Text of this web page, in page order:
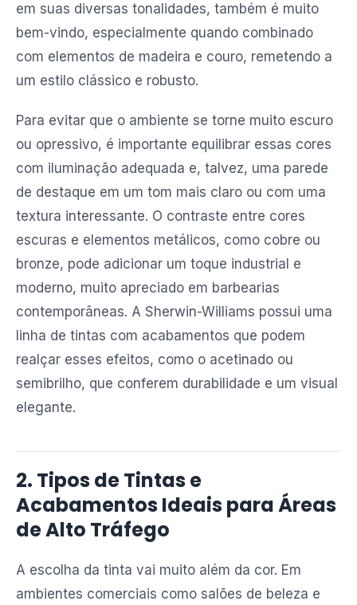
em suas diversas tonalidades, também é muito
bem-vindo, especialmente quando combinado
com elementos de madeira e couro, remetendo a
um estilo clássico e robusto.
Para evitar que o ambiente se torne muito escuro
ou opressivo, é importante equilibrar essas cores
com iluminação adequada e, talvez, uma parede
de destaque em um tom mais claro ou com uma
textura interessante. O contraste entre cores
escuras e elementos metálicos, como cobre ou
bronze, pode adicionar um toque industrial e
moderno, muito apreciado em barbearias
contemporâneas. A Sherwin-Williams possui uma
linha de tintas com acabamentos que podem
realçar esses efeitos, como o acetinado ou
semibrilho, que conferem durabilidade e um visual
elegante.
2. Tipos de Tintas e
Acabamentos Ideais para Áreas
de Alto Tráfego
A escolha da tinta vai muito além da cor. Em
ambientes comerciais como salões de beleza e